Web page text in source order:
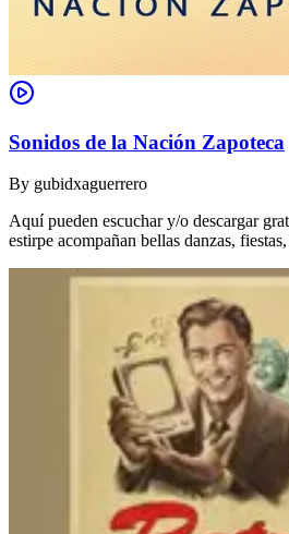
Sonidos de la Nación Zapoteca
By gubidxaguerrero
Aquí pueden escuchar y/o descargar
estirpe acompañan bellas danzas,